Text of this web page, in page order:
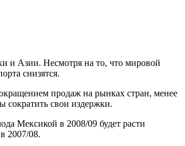
и Азии. Несмотря на то, что мировой
снизятся.
продаж на рынках стран, менее
сократить свои издержки.
Мексикой в 2008/09 будет расти
2007/08.